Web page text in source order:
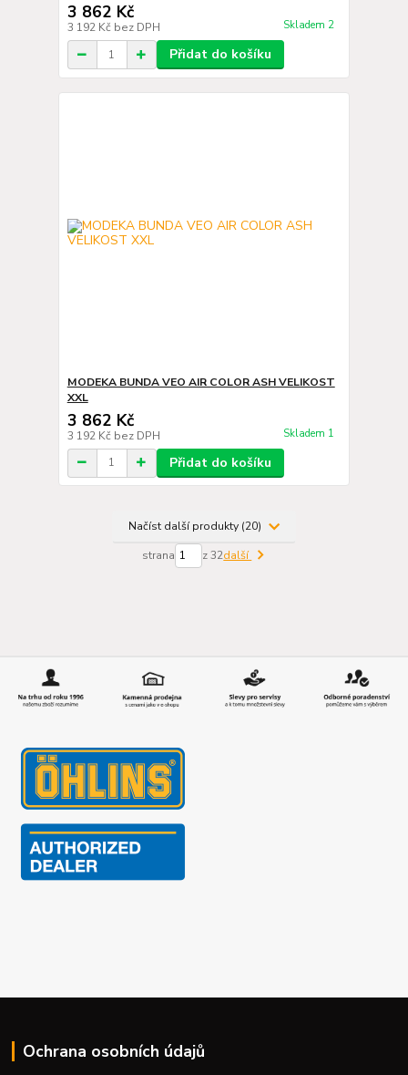
3 862 Kč
3 192 Kč bez DPH Skladem 2
Přidat do košíku
MODEKA BUNDA VEO AIR COLOR ASH VELIKOST
XXL
3 862 Kč
3 192 Kč bez DPH Skladem 1
Přidat do košíku
Načíst další produkty (20)
strana z 32další
Ochrana osobních údajů